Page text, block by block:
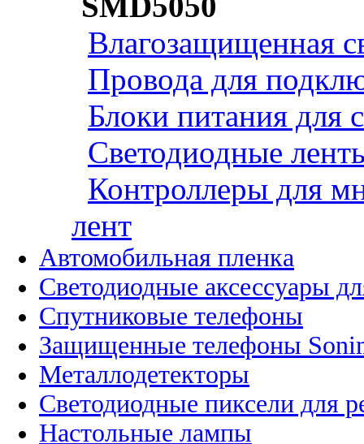
Влагозащищенная
Провода для
Блоки питания для
Светодиодные
Контроллеры для
лент
Автомобильная пленка
Светодиодные аксессуары
Спутниковые телефоны
Защищенные телефоны
Металлодетекторы
Светодиодные пиксели для
Настольные лампы